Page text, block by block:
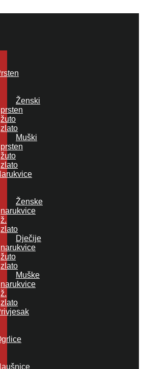
Ženski
prsten
žuto
zlato
Muški
prsten
žuto
zlato
Ženske
narukvice
ž.
zlato
Dječije
narukvice
žuto
zlato
Muške
narukvice
ž.
zlato